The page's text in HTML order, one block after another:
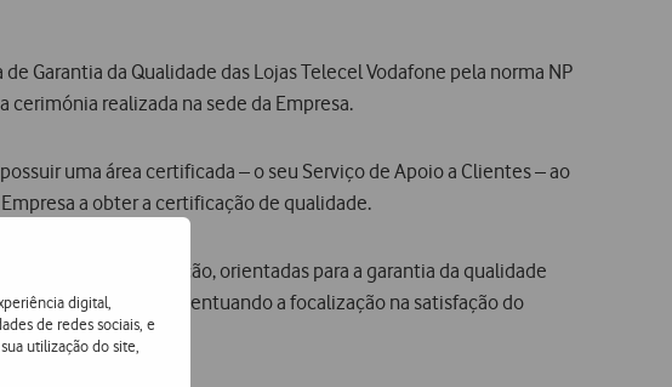
digital,
de redes sociais, e
utilização do site,
Garantia da Qualidade das Lojas Telecel Vodafone pela norma NP
cerimónia realizada na sede da Empresa.
uma área certificada – o seu Serviço de Apoio a Clientes – ao
a obter a certificação de qualidade.
da organização, orientadas para a garantia da qualidade
da Empresa, acentuando a focalização na satisfação do